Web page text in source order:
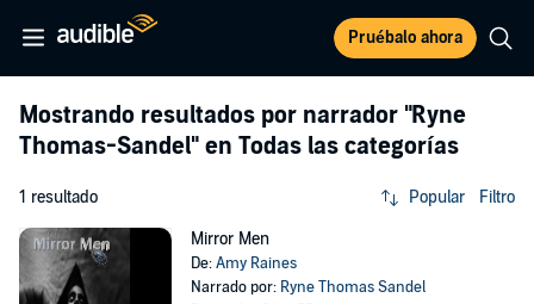
Pruébalo ahora
Mostrando resultados por narrador "Ryne
Thomas-Sandel" en Todas las categorías
1 resultado Popular Filtro
Mirror Men
De:Amy Raines
Narrado por: Ryne Thomas Sandel